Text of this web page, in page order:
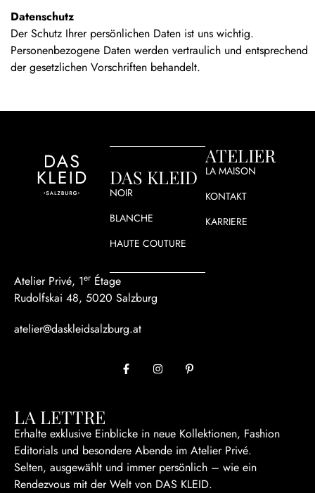
Datenschutz
Der Schutz Ihrer persönlichen Daten ist uns wichtig.
Personenbezogene Daten werden vertraulich und entsprechend
der gesetzlichen Vorschriften behandelt.
DAS KLEID
NOIR
BLANCHE
HAUTE COUTURE
ATELIER
LA MAISON
KONTAKT
KARRIERE
Atelier Privé, 1er Étage
Rudolfskai 48, 5020 Salzburg
atelier@daskleidsalzburg.at
LA LETTRE
Erhalte exklusive Einblicke in neue Kollektionen, Fashion
Editorials und besondere Abende im Atelier Privé.
Selten, ausgewählt und immer persönlich – wie ein
Rendezvous mit der Welt von DAS KLEID.